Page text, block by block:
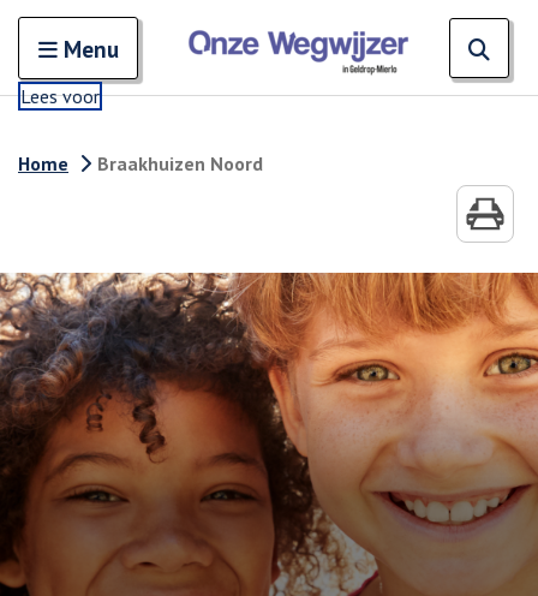
Open en sluit het
Menu
Lees voor
Home Braakhuizen Noord